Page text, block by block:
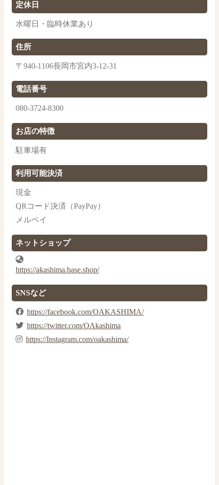
定休日
水曜日・臨時休業あり
住所
〒940-1106長岡市宮内3-12-31
電話番号
080-3724-8300
お店の特徴
駐車場有
利用可能決済
現金
QRコード決済（PayPay）
メルペイ
ネットショップ
https://akashima.base.shop/
SNSなど
https://facebook.com/OAKASHIMA/
https://twitter.com/OAkashima
https://Instagram.com/oakashima/